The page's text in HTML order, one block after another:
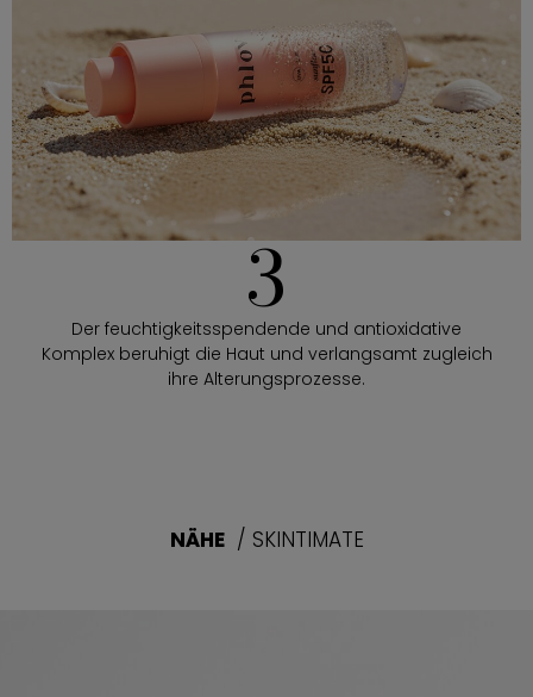
3
Der feuchtigkeitsspendende und antioxidative
Komplex beruhigt die Haut und verlangsamt zugleich
ihre Alterungsprozesse.
NÄHE / SKINTIMATE